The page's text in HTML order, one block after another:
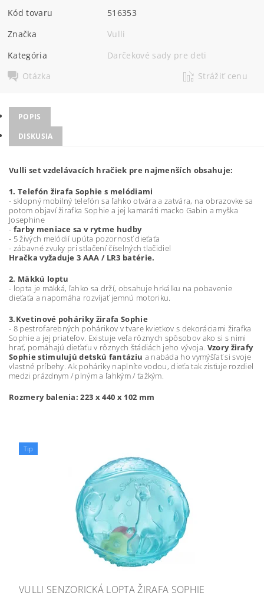
Kód tovaru
516353
Značka
Vulli
Kategória
Darčekové sady pre deti
Otázka
Strážiť cenu
POPIS
DISKUSIA
Vulli set vzdelávacích hračiek pre najmenších obsahuje:
1. Telefón žirafa Sophie s melódiami
- sklopný mobilný telefón sa ľahko otvára a zatvára, na obrazovke sa
potom objaví žirafka Sophie a jej kamaráti macko Gabin a myška
Josephine
- farby meniace sa v rytme hudby
- 5 živých melódií upúta pozornosť dieťaťa
- zábavné zvuky pri stlačení číselných tlačidiel
Hračka vyžaduje 3 AAA / LR3 batérie.
2. Mäkkú loptu
- lopta je mäkká, ľahko sa drží, obsahuje hrkálku na pobavenie
dieťaťa a napomáha rozvíjať jemnú motoriku.
3.Kvetinové poháriky žirafa Sophie
- 8 pestrofarebných pohárikov v tvare kvietkov s dekoráciami žirafka
Sophie a jej priateľov. Existuje veľa rôznych spôsobov ako si s nimi
hrať, pomáhajú dieťaťu v rôznych štádiách jeho vývoja. Vzory žirafy
Sophie stimulujú detskú fantáziu a nabáda ho vymýšľať si svoje
vlastné príbehy. Ak poháriky naplníte vodou, dieťa tak zisťuje rozdiel
medzi prázdnym / plným a ľahkým / ťažkým.
Rozmery balenia: 223 x 440 x 102 mm
Tip
VULLI SENZORICKÁ LOPTA ŽIRAFA SOPHIE